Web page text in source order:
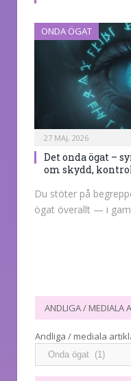
ONDA ÖGAT
27 MAJ, 2026
Det onda ögat –
om skydd,
Du stöter på
ögat överallt — i
ANDLIGA / MEDIALA
Andliga / mediala